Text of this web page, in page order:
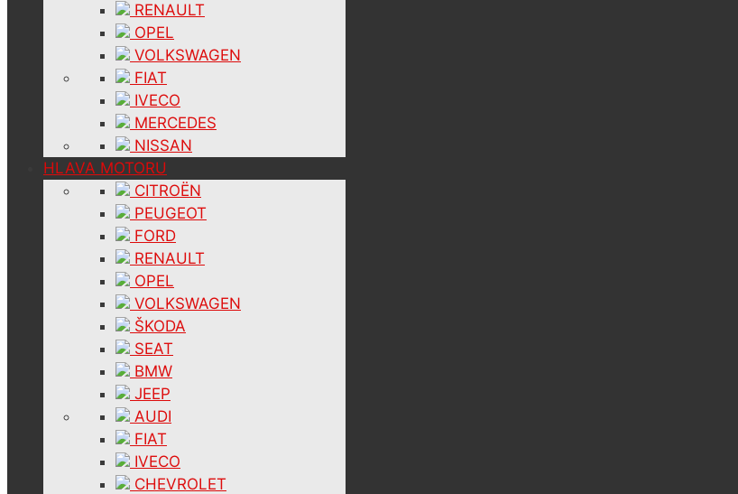
RENAULT
OPEL
VOLKSWAGEN
FIAT
IVECO
MERCEDES
NISSAN
HLAVA MOTORU
CITROËN
PEUGEOT
FORD
RENAULT
OPEL
VOLKSWAGEN
ŠKODA
SEAT
BMW
JEEP
AUDI
FIAT
IVECO
CHEVROLET